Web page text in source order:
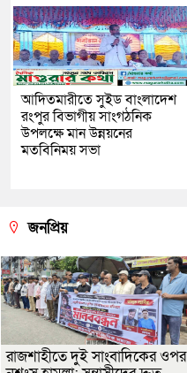
আদিতমারীতে সুইড বাংলাদেশ
রংপুর বিভাগীয় সাংগঠনিক
উপলক্ষে মান উন্নয়নের
মতবিনিময় সভা
জনপ্রিয়
রাজশাহীতে দুই সাংবাদিকের ওপর